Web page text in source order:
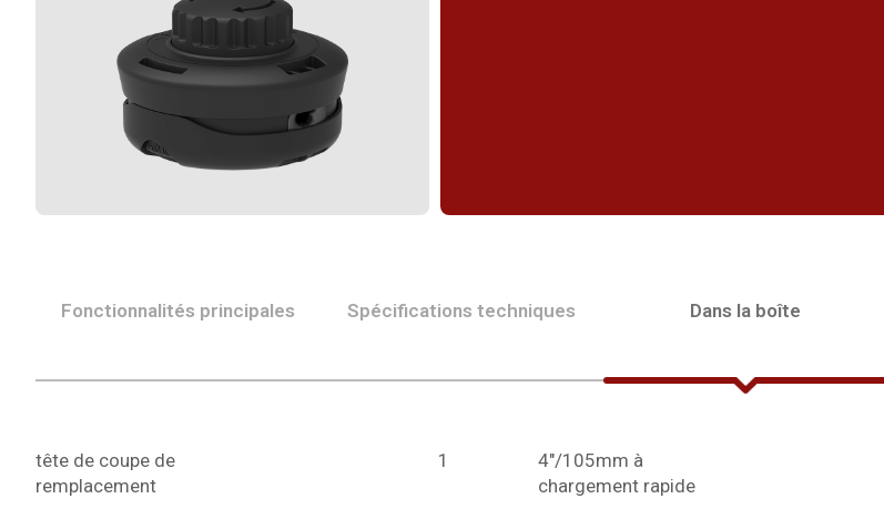
Fonctionnalités principales Spécifications techniques Dans la boîte
tête de coupe de
remplacement
4"/105mm à
chargement rapide
1